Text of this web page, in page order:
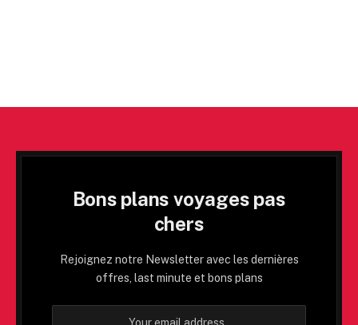
Bons plans voyages pas
chers
Rejoignez notre Newsletter avec les dernières
offres, last minute et bons plans